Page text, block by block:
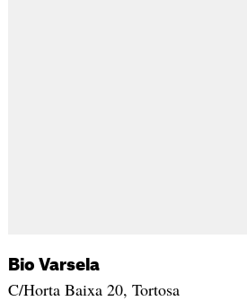
Bio Varsela
C/Horta Baixa 20, Tortosa